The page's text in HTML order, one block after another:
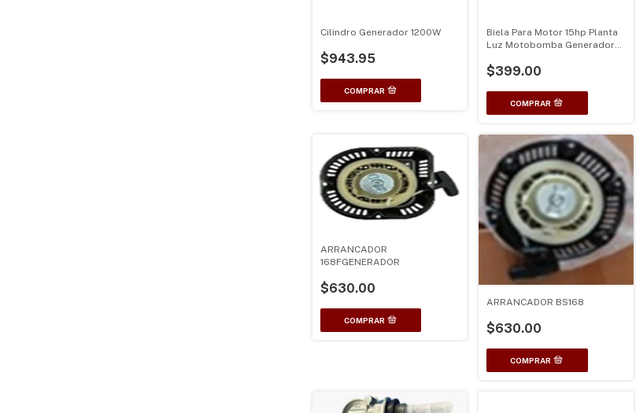
Cilindro Generador 1200W
$943.95
Biela Para Motor 15hp Planta
Luz Motobomba Generador
$399.00
ARRANCADOR
168FGENERADOR
$630.00
ARRANCADOR BS168
$630.00